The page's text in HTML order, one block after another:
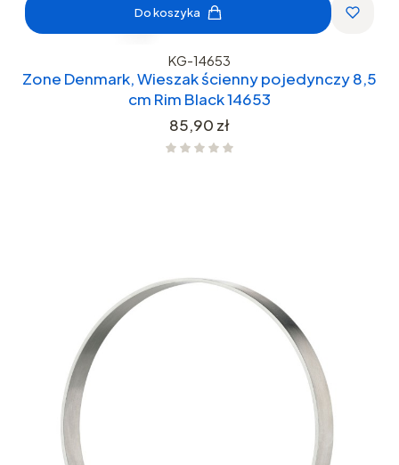
Do koszyka
KG-14653
Zone Denmark, Wieszak ścienny pojedynczy 8,5
cm Rim Black 14653
Cena
85,90 zł